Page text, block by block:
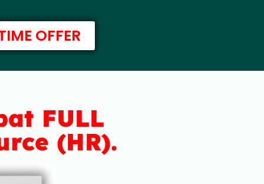
OFFER
FULL
(HR).